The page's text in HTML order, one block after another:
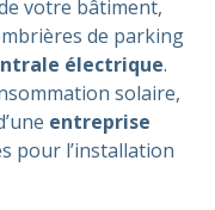
votre bâtiment,
de parking
électrique.
solaire,
entreprise
pour l’installation